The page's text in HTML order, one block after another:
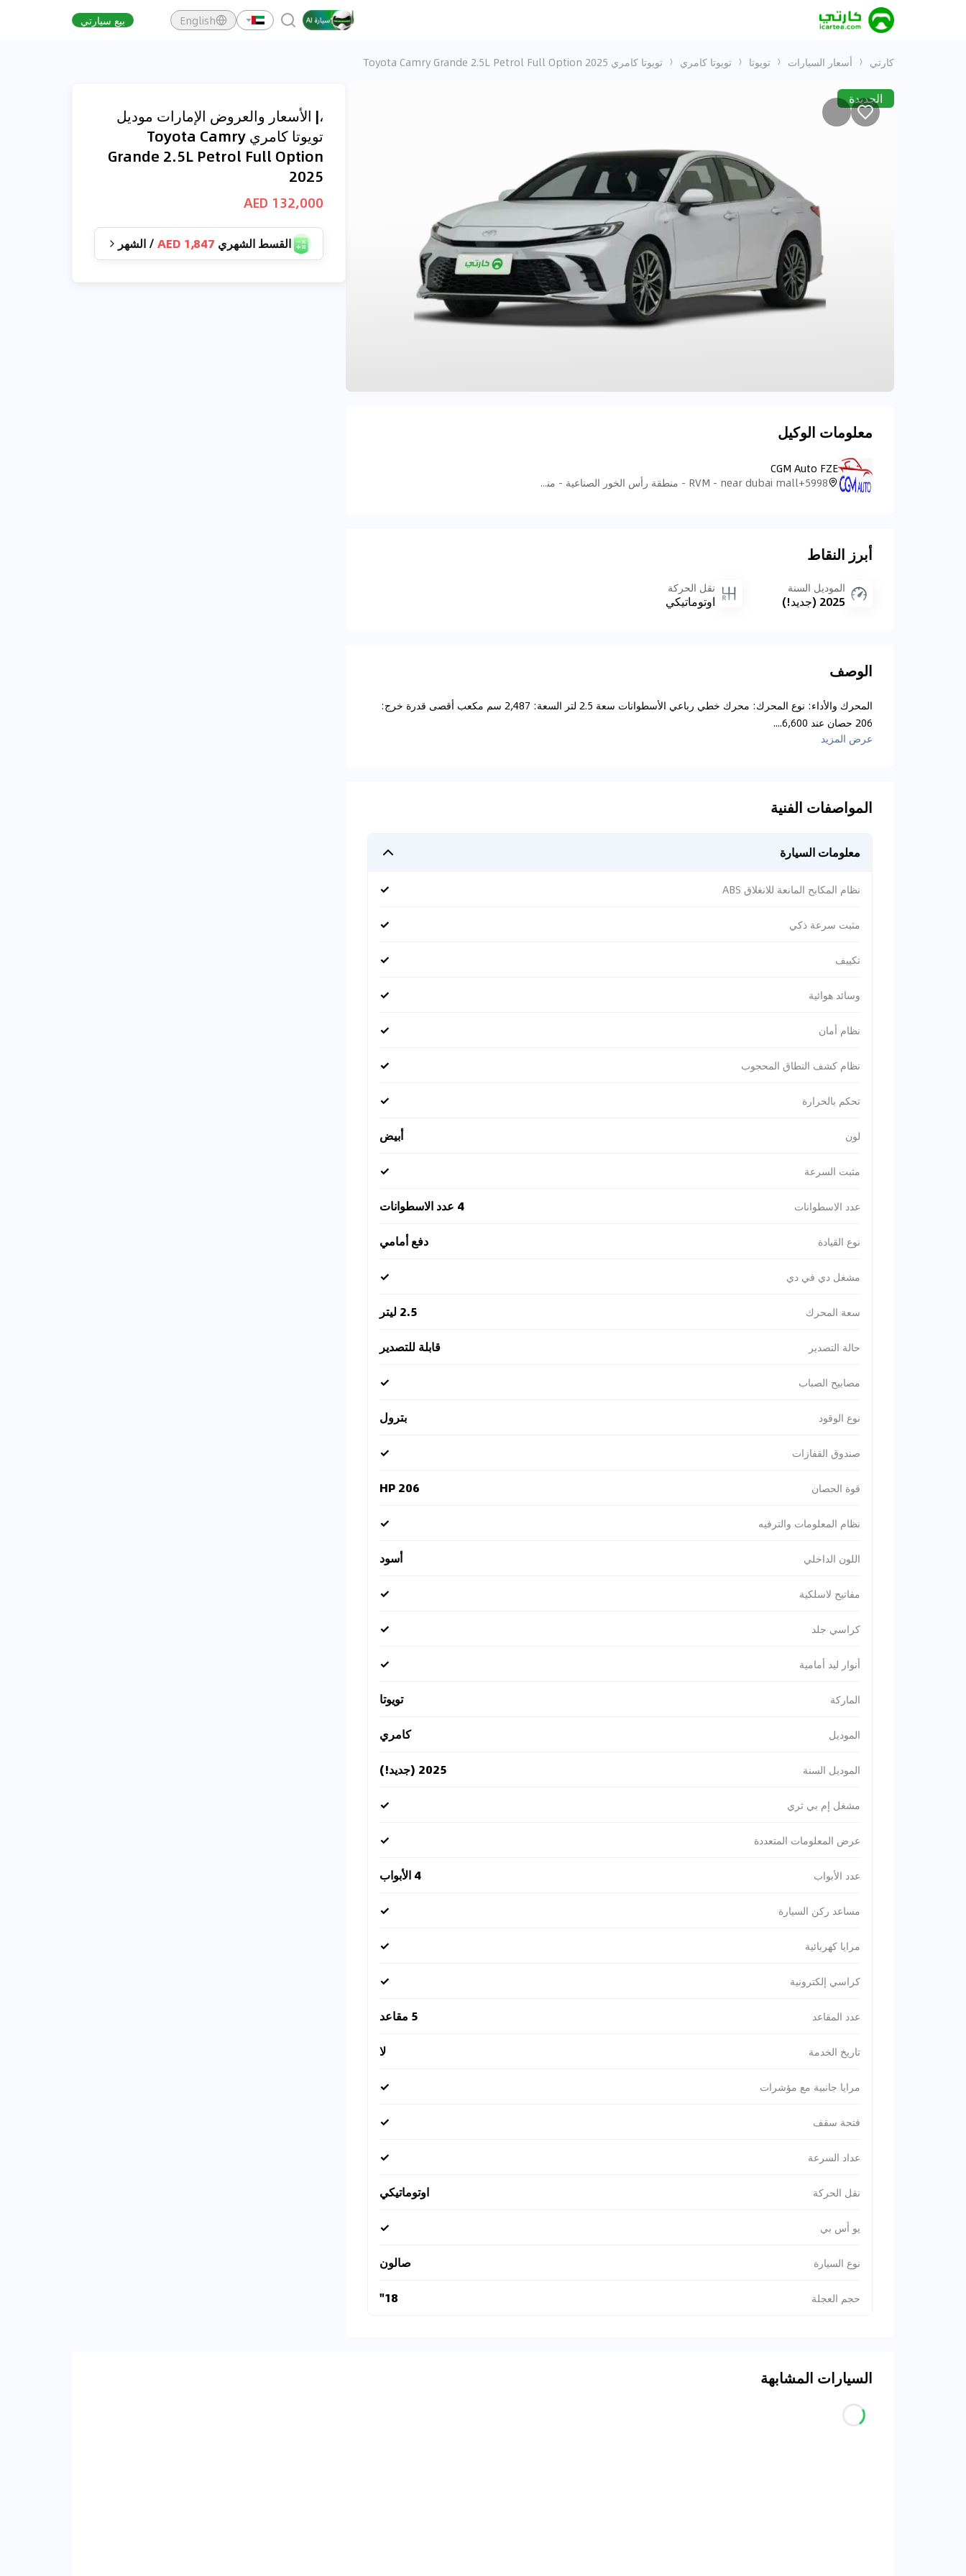
English بيع سيارتي
كارتي أسعار السيارات تويوتا تويوتا كامري تويوتا كامري Toyota Camry Grande 2.5L Petrol Full Option 2025
الجديدة
معلومات الوكيل
CGM Auto FZE
5998+RVM - near dubai mall - منطقة رأس الخور الصناعية - منطقة رأس الخور الصناعية - ٣ - دبي - الإمارات العربية المتحدة
أبرز النقاط
الموديل السنة
2025 (جديد!)
نقل الحركة
اوتوماتيكي
الوصف
المحرك والأداء: نوع المحرك: محرك خطي رباعي الأسطوانات سعة 2.5 لتر السعة: 2,487 سم مكعب أقصى قدرة خرج:
206 حصان عند 6,600....
عرض المزيد
المواصفات الفنية
معلومات السيارة
نظام المكابح المانعة للانغلاق ABS ✓
مثبت سرعة ذكي ✓
تكييف ✓
وسائد هوائية ✓
نظام أمان ✓
نظام كشف النطاق المحجوب ✓
تحكم بالحرارة ✓
لون أبيض
مثبت السرعة ✓
عدد الاسطوانات 4 عدد الاسطوانات
نوع القيادة دفع أمامي
مشغل دي في دي ✓
سعة المحرك 2.5 ليتر
حالة التصدير قابلة للتصدير
مصابيح الصباب ✓
نوع الوقود بترول
صندوق القفازات ✓
قوة الحصان 206 HP
نظام المعلومات والترفيه ✓
اللون الداخلي أسود
مفاتيح لاسلكية ✓
كراسي جلد ✓
أنوار ليد أمامية ✓
الماركة تويوتا
الموديل كامري
الموديل السنة 2025 (جديد!)
مشغل إم بي ثري ✓
عرض المعلومات المتعددة ✓
عدد الأبواب 4 الأبواب
مساعد ركن السيارة ✓
مرايا كهربائية ✓
كراسي إلكترونية ✓
عدد المقاعد 5 مقاعد
تاريخ الخدمة لا
مرايا جانبية مع مؤشرات ✓
فتحة سقف ✓
عداد السرعة ✓
نقل الحركة اوتوماتيكي
يو أس بي ✓
نوع السيارة صالون
حجم العجلة 18"
،| الأسعار والعروض الإمارات موديل
تويوتا كامري Toyota Camry
Grande 2.5L Petrol Full Option
2025
132,000 AED
القسط الشهري 1,847 AED
/ الشهر
السيارات المشابهة